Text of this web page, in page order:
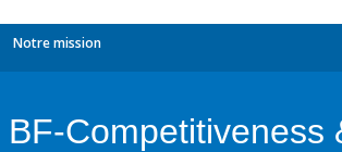
Notre mission
BF-Competitiveness